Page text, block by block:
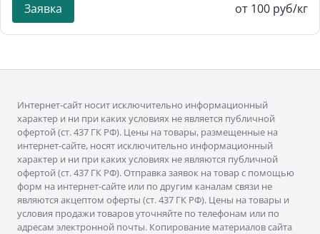
Заявка от 100 руб/кг
Интернет-сайт носит исключительно информационный
характер и ни при каких условиях не является публичной
офертой (ст. 437 ГК РФ). Цены на товары, размещенные на
интернет-сайте, носят исключительно информационный
характер и ни при каких условиях не являются публичной
офертой (ст. 437 ГК РФ). Отправка заявок на товар с помощью
форм на интернет-сайте или по другим каналам связи не
являются акцептом оферты (ст. 437 ГК РФ). Цены на товары и
условия продажи товаров уточняйте по телефонам или по
адресам электронной почты. Копирование материалов сайта